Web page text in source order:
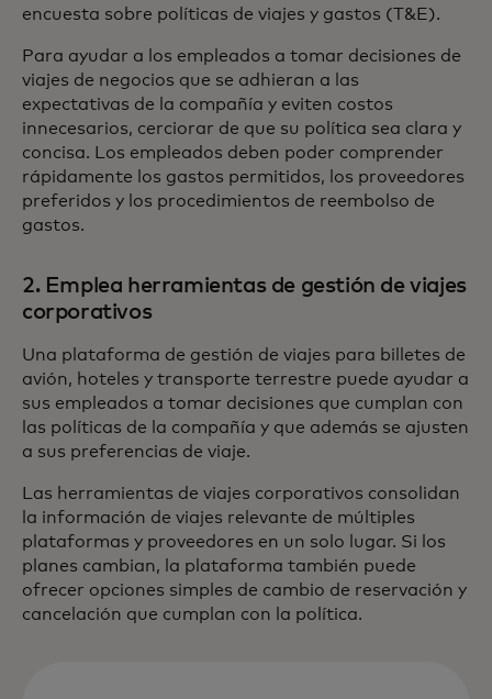
encuesta sobre políticas de viajes y gastos (T&E).
Para ayudar a los empleados a tomar decisiones de
viajes de negocios que se adhieran a las
expectativas de la compañía y eviten costos
innecesarios, cerciorar de que su política sea clara y
concisa. Los empleados deben poder comprender
rápidamente los gastos permitidos, los proveedores
preferidos y los procedimientos de reembolso de
gastos.
2. Emplea herramientas de gestión de viajes
corporativos
Una plataforma de gestión de viajes para billetes de
avión, hoteles y transporte terrestre puede ayudar a
sus empleados a tomar decisiones que cumplan con
las políticas de la compañía y que además se ajusten
a sus preferencias de viaje.
Las herramientas de viajes corporativos consolidan
la información de viajes relevante de múltiples
plataformas y proveedores en un solo lugar. Si los
planes cambian, la plataforma también puede
ofrecer opciones simples de cambio de reservación y
cancelación que cumplan con la política.